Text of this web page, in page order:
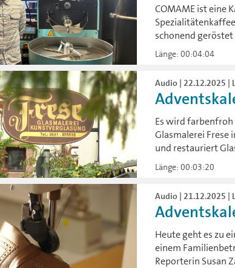
COMAME ist eine
schonend
Länge: 00:04:04
Audio | 22.12.2025 |
Es wird farbenfroh
Glasmalerei Frese
und restauriert
Länge: 00:03:20
Audio | 21.12.2025 |
Heute geht es zu
einem
Reporterin Susan